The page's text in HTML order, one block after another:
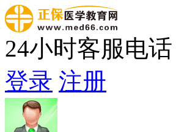
24小时客服电
登录 注册